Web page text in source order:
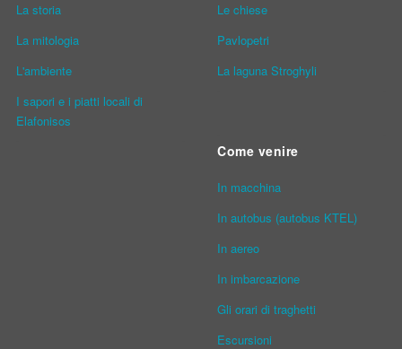
La storia
La mitologia
L'ambiente
I sapori e i piatti locali di
Elafonisos
Le chiese
Pavlopetri
La laguna Stroghyli
Come venire
In macchina
In autobus (autobus KTEL)
In aereo
In imbarcazione
Gli orari di traghetti
Escursioni